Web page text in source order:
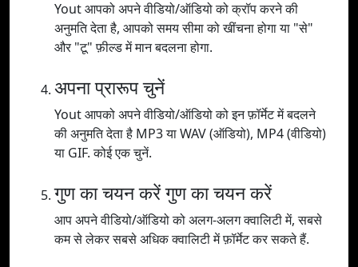
Yout आपको अपने वीडियो/ऑडियो को क्रॉप करने की
अनुमति देता है, आपको समय सीमा को खींचना होगा या "से"
और "टू" फ़ील्ड में मान बदलना होगा.
अपना प्रारूप चुनें
Yout आपको अपने वीडियो/ऑडियो को इन फ़ॉर्मेट में बदलने
की अनुमति देता है MP3 या WAV (ऑडियो), MP4 (वीडियो)
या GIF. कोई एक चुनें.
गुण का चयन करें गुण का चयन करें
आप अपने वीडियो/ऑडियो को अलग-अलग क्वालिटी में, सबसे
कम से लेकर सबसे अधिक क्वालिटी में फ़ॉर्मेट कर सकते हैं.